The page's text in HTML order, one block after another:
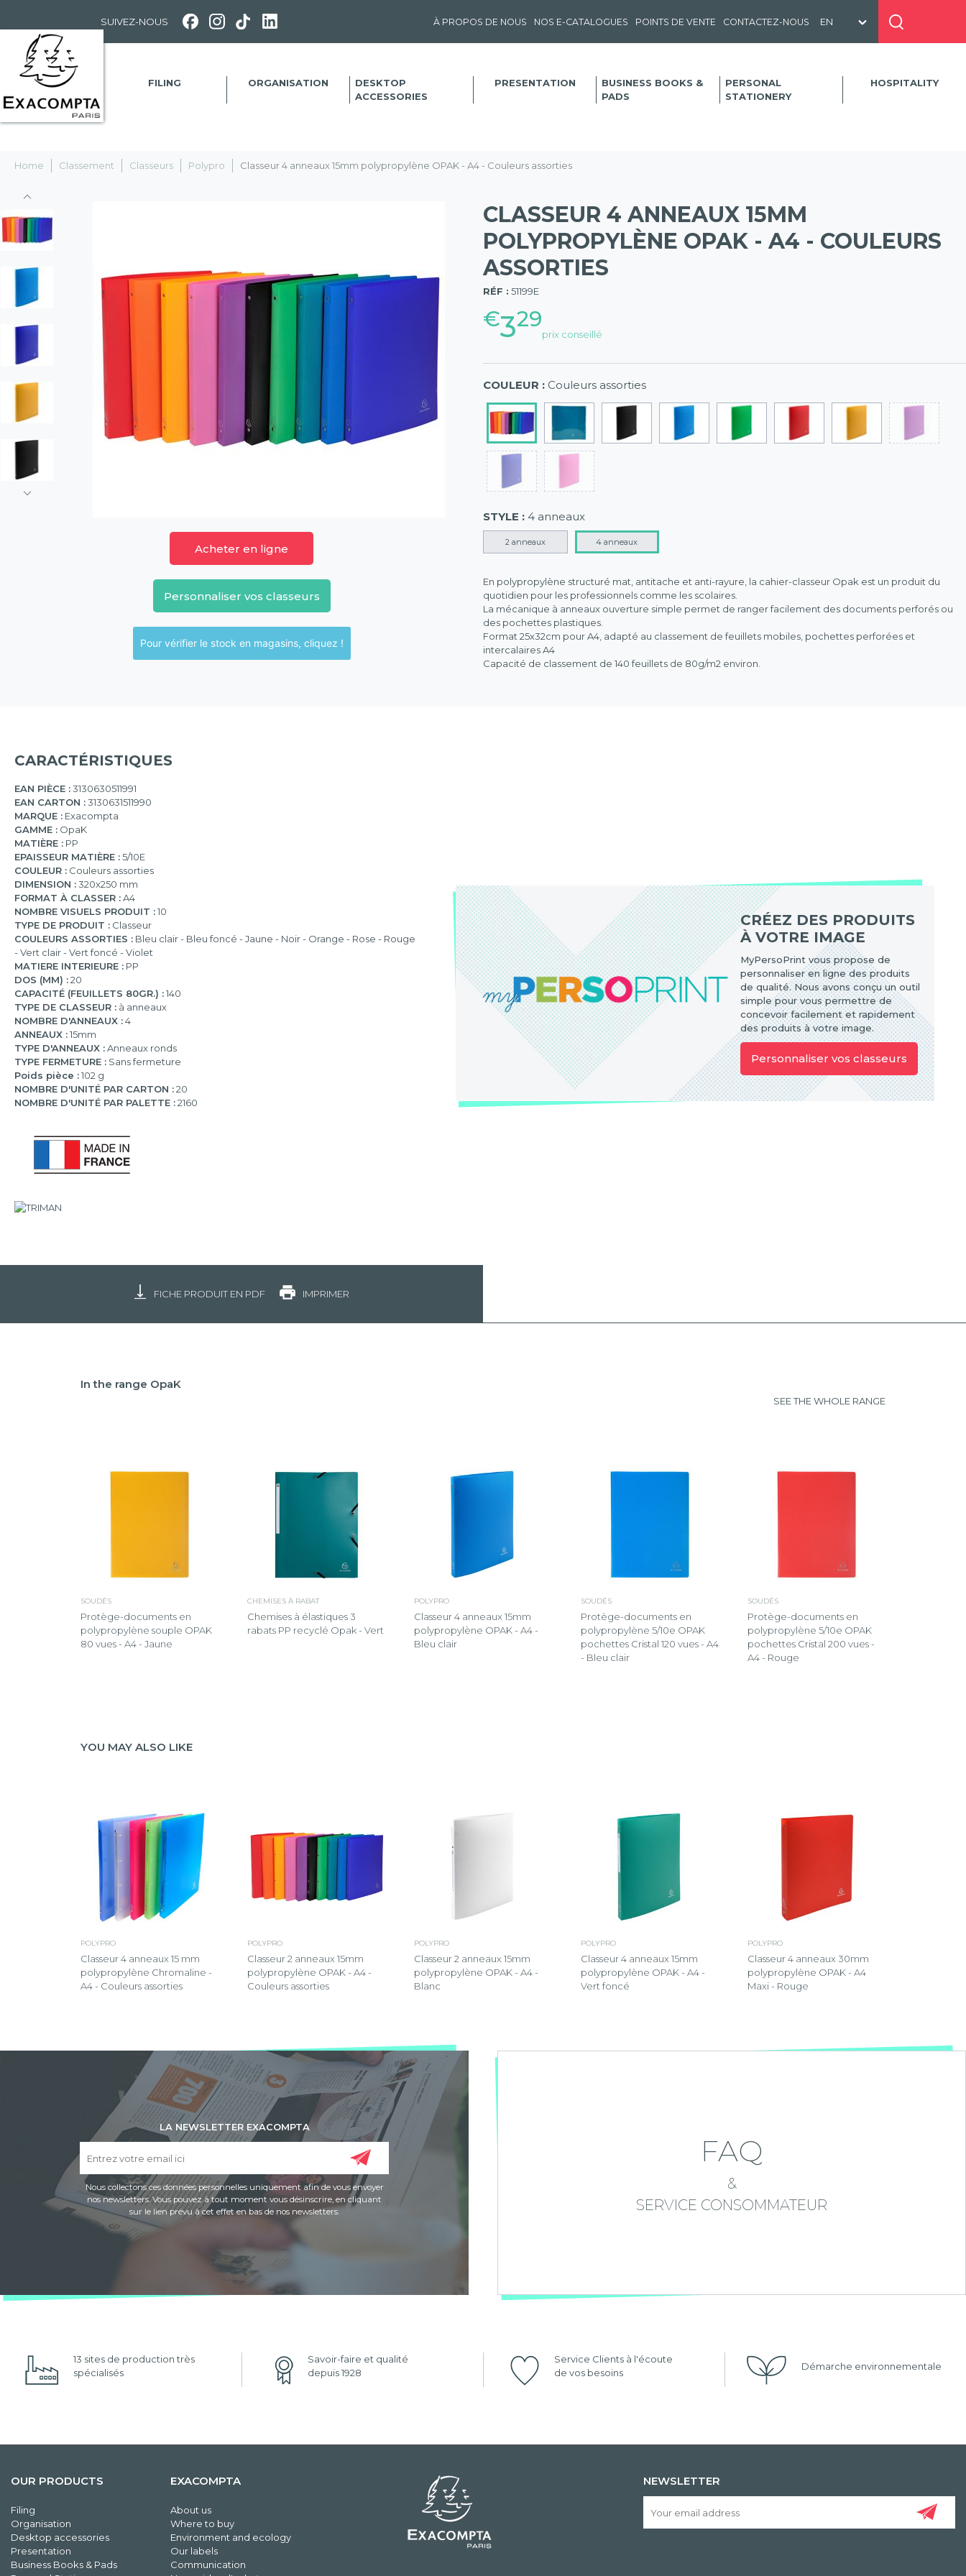
SUIVEZ-NOUS À PROPOS DE NOUS NOS E-CATALOGUES POINTS DE VENTE CONTACTEZ-NOUS
FILING ORGANISATION
DESKTOP
ACCESSORIES
PRESENTATION
BUSINESS BOOKS &
PADS
PERSONAL
STATIONERY
HOSPITALITY
Home Classement Classeurs Polypro Classeur 4 anneaux 15mm polypropylène OPAK - A4 - Couleurs assorties
Acheter en ligne
Personnaliser vos classeurs
Pour vérifier le stock en magasins, cliquez !
CLASSEUR 4 ANNEAUX 15MM
POLYPROPYLÈNE OPAK - A4 - COULEURS
ASSORTIES
RÉF : 51199E
€329
prix conseillé
(57)
COULEUR : Couleurs assorties
STYLE : 4 anneaux
2 anneaux 4 anneaux
En polypropylène structuré mat, antitache et anti-rayure, la cahier-classeur Opak est un produit du
quotidien pour les professionnels comme les scolaires.
La mécanique à anneaux ouverture simple permet de ranger facilement des documents perforés ou
des pochettes plastiques.
Format 25x32cm pour A4, adapté au classement de feuillets mobiles, pochettes perforées et
intercalaires A4
Capacité de classement de 140 feuillets de 80g/m2 environ.
CARACTÉRISTIQUES
EAN PIÈCE :3130630511991
EAN CARTON :3130631511990
MARQUE : Exacompta
GAMME : OpaK
MATIÈRE : PP
EPAISSEUR MATIÈRE :5/10E
COULEUR : Couleurs assorties
DIMENSION :320x250 mm
FORMAT À CLASSER :A4
NOMBRE VISUELS PRODUIT :10
TYPE DE PRODUIT : Classeur
COULEURS ASSORTIES : Bleu clair - Bleu foncé - Jaune - Noir - Orange - Rose - Rouge
- Vert clair - Vert foncé - Violet
MATIERE INTERIEURE : PP
DOS (MM) :20
CAPACITÉ (FEUILLETS 80GR.) :140
TYPE DE CLASSEUR : à anneaux
NOMBRE D'ANNEAUX :4
ANNEAUX :15mm
TYPE D'ANNEAUX :Anneaux ronds
TYPE FERMETURE : Sans fermeture
Poids pièce :102 g
NOMBRE D'UNITÉ PAR CARTON :20
NOMBRE D'UNITÉ PAR PALETTE :2160
CRÉEZ DES PRODUITS
À VOTRE IMAGE
MyPersoPrint vous propose de
personnaliser en ligne des produits
de qualité. Nous avons conçu un outil
simple pour vous permettre de
concevoir facilement et rapidement
des produits à votre image.
Personnaliser vos classeurs
FICHE PRODUIT EN PDF IMPRIMER
In the range OpaK
SEE THE WHOLE RANGE
SOUDÉS
Protège-documents en
polypropylène souple OPAK
80 vues - A4 - Jaune
CHEMISES À RABAT
Chemises à élastiques 3
rabats PP recyclé Opak - Vert
POLYPRO
Classeur 4 anneaux 15mm
polypropylène OPAK - A4 -
Bleu clair
SOUDÉS
Protège-documents en
polypropylène 5/10e OPAK
pochettes Cristal 120 vues - A4
- Bleu clair
SOUDÉS
Protège-documents en
polypropylène 5/10e OPAK
pochettes Cristal 200 vues -
A4 - Rouge
YOU MAY ALSO LIKE
POLYPRO
Classeur 4 anneaux 15 mm
polypropylène Chromaline -
A4 - Couleurs assorties
POLYPRO
Classeur 2 anneaux 15mm
polypropylène OPAK - A4 -
Couleurs assorties
POLYPRO
Classeur 2 anneaux 15mm
polypropylène OPAK - A4 -
Blanc
POLYPRO
Classeur 4 anneaux 15mm
polypropylène OPAK - A4 -
Vert foncé
POLYPRO
Classeur 4 anneaux 30mm
polypropylène OPAK - A4
Maxi - Rouge
LA NEWSLETTER EXACOMPTA
Nous collectons ces données personnelles uniquement afin de vous envoyer
nos newsletters. Vous pouvez à tout moment vous désinscrire, en cliquant
sur le lien prévu à cet effet en bas de nos newsletters.
FAQ
&
SERVICE CONSOMMATEUR
13 sites de production très
spécialisés
Savoir-faire et qualité
depuis 1928
Service Clients à l'écoute
de vos besoins
Démarche environnementale
OUR PRODUCTS
Filing
Organisation
Desktop accessories
Presentation
Business Books & Pads
EXACOMPTA
About us
Where to buy
Environment and ecology
Our labels
Communication
NEWSLETTER